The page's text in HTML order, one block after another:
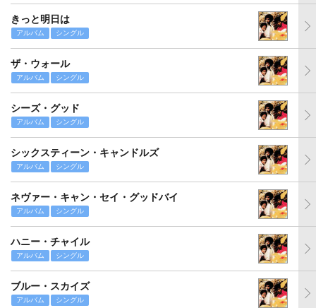
きっと明日は
アルバム シングル
ザ・ウォール
アルバム シングル
シーズ・グッド
アルバム シングル
シックスティーン・キャンドルズ
アルバム シングル
ネヴァー・キャン・セイ・グッドバイ
アルバム シングル
ハニー・チャイル
アルバム シングル
ブルー・スカイズ
アルバム シングル